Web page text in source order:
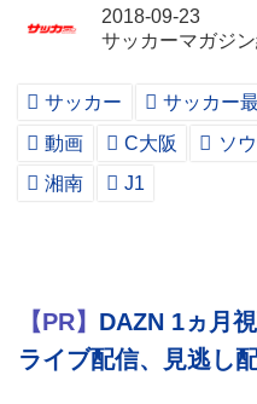
2018-09-23
サッカーマガジ
サッカー サッカー
動画
C大阪 ソ
湘南
J1
【PR】 DAZN 1ヵ月
ライブ配信、見逃し